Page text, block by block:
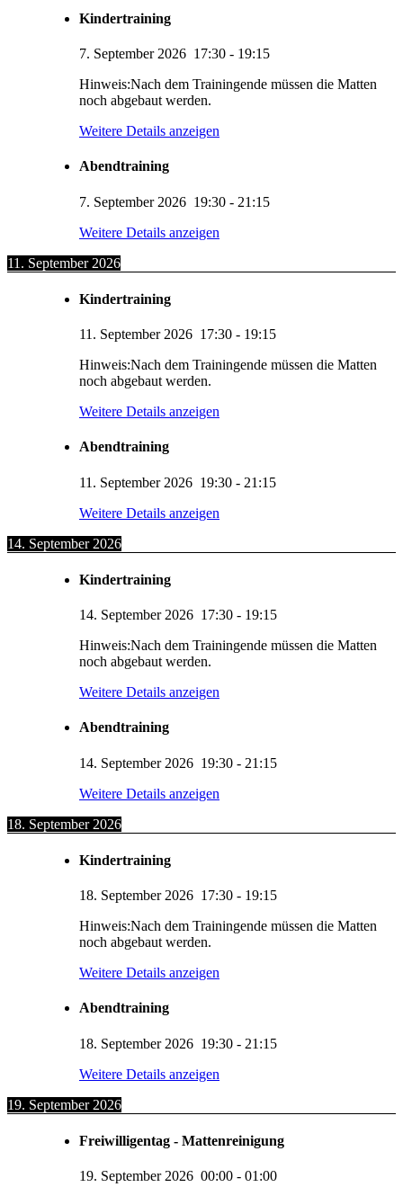
Kindertraining
7. September 2026 17:30 - 19:15
Hinweis:Nach dem Trainingende müssen die Matten
noch abgebaut werden.
Weitere Details anzeigen
Abendtraining
7. September 2026 19:30 - 21:15
Weitere Details anzeigen
11. September 2026
Kindertraining
11. September 2026 17:30 - 19:15
Hinweis:Nach dem Trainingende müssen die Matten
noch abgebaut werden.
Weitere Details anzeigen
Abendtraining
11. September 2026 19:30 - 21:15
Weitere Details anzeigen
14. September 2026
Kindertraining
14. September 2026 17:30 - 19:15
Hinweis:Nach dem Trainingende müssen die Matten
noch abgebaut werden.
Weitere Details anzeigen
Abendtraining
14. September 2026 19:30 - 21:15
Weitere Details anzeigen
18. September 2026
Kindertraining
18. September 2026 17:30 - 19:15
Hinweis:Nach dem Trainingende müssen die Matten
noch abgebaut werden.
Weitere Details anzeigen
Abendtraining
18. September 2026 19:30 - 21:15
Weitere Details anzeigen
19. September 2026
Freiwilligentag - Mattenreinigung
19. September 2026 00:00 - 01:00